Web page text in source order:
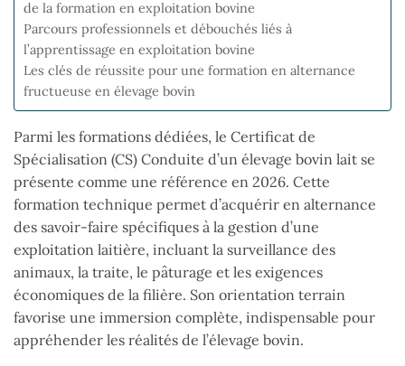
de la formation en exploitation bovine
Parcours professionnels et débouchés liés à
l’apprentissage en exploitation bovine
Les clés de réussite pour une formation en alternance
fructueuse en élevage bovin
Parmi les formations dédiées, le Certificat de
Spécialisation (CS) Conduite d’un élevage bovin lait se
présente comme une référence en 2026. Cette
formation technique permet d’acquérir en alternance
des savoir-faire spécifiques à la gestion d’une
exploitation laitière, incluant la surveillance des
animaux, la traite, le pâturage et les exigences
économiques de la filière. Son orientation terrain
favorise une immersion complète, indispensable pour
appréhender les réalités de l’élevage bovin.